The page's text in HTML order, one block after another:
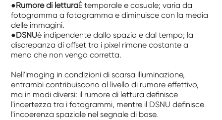
●Rumore di letturaÈ temporale e casuale; varia da
fotogramma a fotogramma e diminuisce con la media
delle immagini.
●DSNUè indipendente dallo spazio e dal tempo; la
discrepanza di offset tra i pixel rimane costante a
meno che non venga corretta.
Nell'imaging in condizioni di scarsa illuminazione,
entrambi contribuiscono al livello di rumore effettivo,
ma in modi diversi: il rumore di lettura definisce
l'incertezza tra i fotogrammi, mentre il DSNU definisce
l'incoerenza spaziale nel segnale di base.